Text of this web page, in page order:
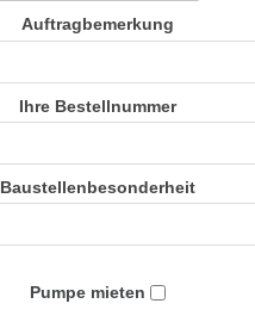
Auftragbemerkung
Ihre Bestellnummer
Baustellenbesonderheit
Pumpe mieten